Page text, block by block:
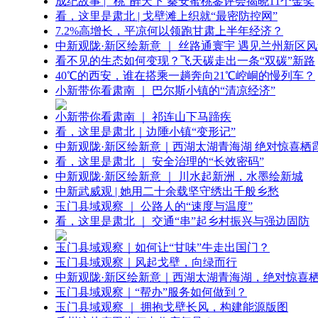
看，这里是肃北 | 戈壁滩上织就“最密防控网”
7.2%高增长，平凉何以领跑甘肃上半年经济？
中新观陇·新区绘新意 ｜ 丝路通寰宇 遇见兰州新区
看不见的生态如何变现？飞天碳走出一条“双碳”新路
40℃的西安，谁在搭乘一趟奔向21℃崆峒的慢列车？
小新带你看肃南 ｜ 巴尔斯小镇的“清凉经济”
小新带你看肃南 ｜ 祁连山下马蹄疾
看，这里是肃北｜边陲小镇“变形记”
中新观陇·新区绘新意｜西湖太湖青海湖 绝对惊喜栖
看，这里是肃北 ｜ 安全治理的“长效密码”
中新观陇·新区绘新意 ｜ 川水起新洲，水墨绘新城
中新武威观 | 她用二十余载坚守绣出千般乡愁
玉门县域观察 ｜ 公路人的“速度与温度”
看，这里是肃北 ｜ 交通“串”起乡村振兴与强边固防
玉门县域观察｜如何让“甘味”牛走出国门？
玉门县域观察｜风起戈壁，向绿而行
中新观陇·新区绘新意｜西湖太湖青海湖，绝对惊喜
玉门县域观察｜“帮办”服务如何做到？
玉门县域观察 ｜ 拥抱戈壁长风，构建能源版图